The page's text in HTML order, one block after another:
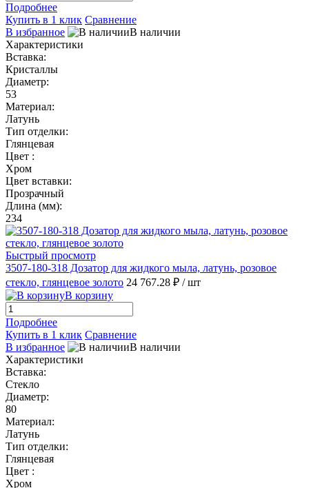
Подробнее
Купить в 1 клик Сравнение
В избранное
В наличии
Характеристики
Вставка:
Кристаллы
Диаметр:
53
Материал:
Латунь
Тип отделки:
Глянцевая
Цвет :
Хром
Цвет вставки:
Прозрачный
Длина (мм):
234
Быстрый просмотр
3507-180-318 Дозатор для жидкого мыла, латунь, розовое
стекло, глянцевое золото 24 767.28 ₽ / шт
В корзину
Подробнее
Купить в 1 клик Сравнение
В избранное
В наличии
Характеристики
Вставка:
Стекло
Диаметр:
80
Материал:
Латунь
Тип отделки:
Глянцевая
Цвет :
Хром